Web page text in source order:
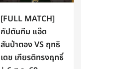
[FULL MATCH]
กัปตันทีม แอ๊ด
สันป่าตอง VS ฤทธิ
เดช เกียรติทรงฤทธิ์